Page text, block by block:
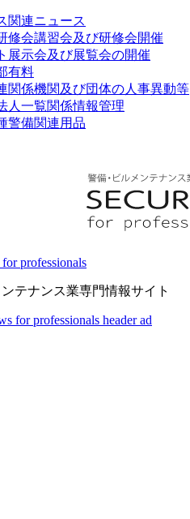
関連ニュース
修会講習会及び研修会開催
展示会及び展覧会の開催
有料
関係機関及び団体の人事異動等
人一覧関係情報管理
警備関連用品
professionals
テナンス業専門情報サイト